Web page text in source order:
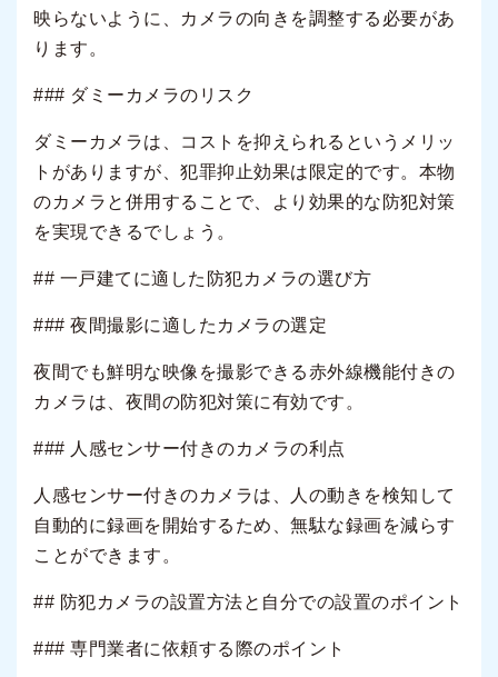
映らないように、カメラの向きを調整する必要があ
ります。
### ダミーカメラのリスク
ダミーカメラは、コストを抑えられるというメリッ
トがありますが、犯罪抑止効果は限定的です。本物
のカメラと併用することで、より効果的な防犯対策
を実現できるでしょう。
## 一戸建てに適した防犯カメラの選び方
### 夜間撮影に適したカメラの選定
夜間でも鮮明な映像を撮影できる赤外線機能付きの
カメラは、夜間の防犯対策に有効です。
### 人感センサー付きのカメラの利点
人感センサー付きのカメラは、人の動きを検知して
自動的に録画を開始するため、無駄な録画を減らす
ことができます。
## 防犯カメラの設置方法と自分での設置のポイント
### 専門業者に依頼する際のポイント